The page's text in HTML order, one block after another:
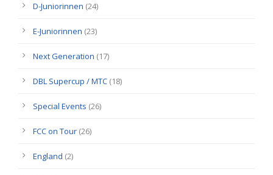
D-Juniorinnen (24)
E-Juniorinnen (23)
Next Generation (17)
DBL Supercup / MTC (18)
Special Events (26)
FCC on Tour (26)
England (2)